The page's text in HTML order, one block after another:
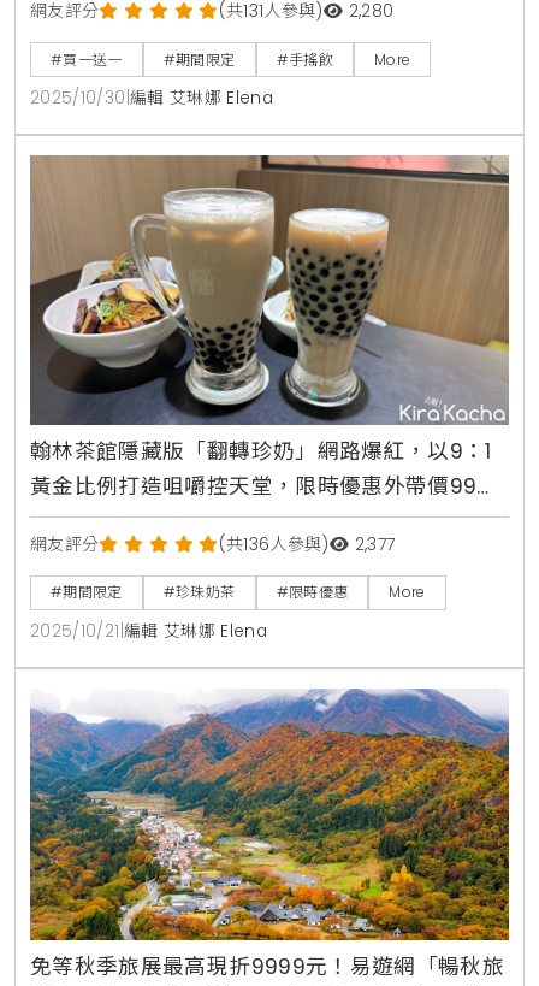
網友評分 (共131人參與) 2,280
#買一送一 #期間限定 #手搖飲 More
2025/10/30 編輯 艾琳娜 Elena
翰林茶館隱藏版「翻轉珍奶」網路爆紅，以9：1
黃金比例打造咀嚼控天堂，限時優惠外帶價99元
就能爽嗑近滿杯珍珠
網友評分 (共136人參與) 2,377
#期間限定 #珍珠奶茶 #限時優惠 More
2025/10/21 編輯 艾琳娜 Elena
免等秋季旅展最高現折9999元！易遊網「暢秋旅